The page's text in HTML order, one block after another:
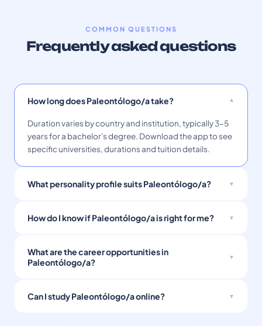
COMMON QUESTIONS
Frequently asked questions
How long does Paleontólogo/a take?
Duration varies by country and institution, typically 3–5
years for a bachelor's degree. Download the app to see
specific universities, durations and tuition details.
What personality profile suits Paleontólogo/a?
How do I know if Paleontólogo/a is right for me?
What are the career opportunities in
Paleontólogo/a?
Can I study Paleontólogo/a online?